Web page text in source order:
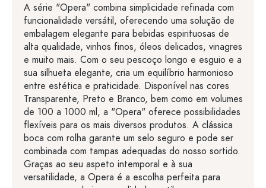
A série "Opera" combina simplicidade refinada com
funcionalidade versátil, oferecendo uma solução de
embalagem elegante para bebidas espirituosas de
alta qualidade, vinhos finos, óleos delicados, vinagres
e muito mais. Com o seu pescoço longo e esguio e a
sua silhueta elegante, cria um equilíbrio harmonioso
entre estética e praticidade. Disponível nas cores
Transparente, Preto e Branco, bem como em volumes
de 100 a 1000 ml, a "Opera" oferece possibilidades
flexíveis para os mais diversos produtos. A clássica
boca com rolha garante um selo seguro e pode ser
combinada com tampas adequadas do nosso sortido.
Graças ao seu aspeto intemporal e à sua
versatilidade, a Opera é a escolha perfeita para